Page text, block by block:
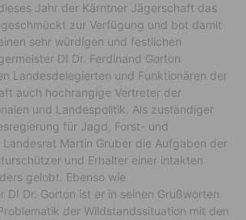
Jahr der Kärntner Jägerschaft das
zur Verfügung und bot damit
sehr würdigen und festlichen
DI Dr. Ferdinand Gorton
Landesdelegierten und Funktionären der
auch hochrangige Vertreter der
und Landespolitik. Als zuständiger
für Jagd, Forst- und
Martin Gruber die Aufgaben der
und Erhalter einer intakten
gelobt. Ebenso wie
DI Dr. Gorton ist er in seinen Grußworten
der Wildstandssituation mit den